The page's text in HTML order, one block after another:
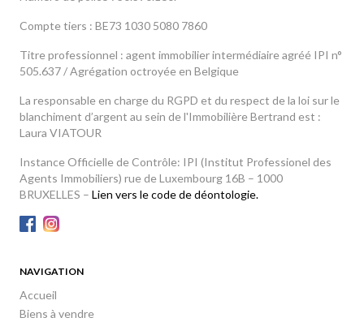
Compte tiers : BE73 1030 5080 7860
Titre professionnel : agent immobilier intermédiaire agréé IPI n°
505.637 / Agrégation octroyée en Belgique
La responsable en charge du RGPD et du respect de la loi sur le
blanchiment d’argent au sein de l'Immobilière Bertrand est :
Laura VIATOUR
Instance Officielle de Contrôle: IPI (Institut Professionel des
Agents Immobiliers) rue de Luxembourg 16B – 1000
BRUXELLES – Lien vers le code de déontologie.
NAVIGATION
Accueil
Biens à vendre